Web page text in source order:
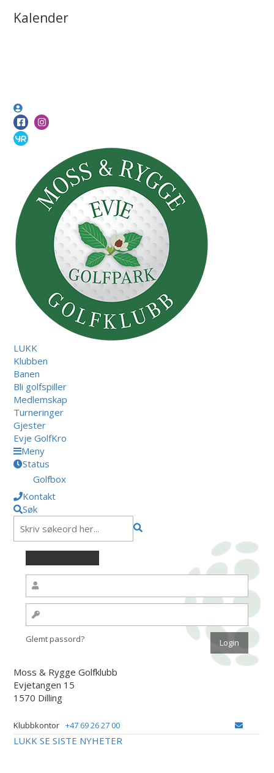
Kalender
LUKK
Klubben
Banen
Bli golfspiller
Medlemskap
Turneringer
Gjester
Evje GolfKro
Meny
Status
Golfbox
Kontakt
Søk
Glemt passord?
Moss & Rygge Golfklubb
Evjetangen 15
1570 Dilling
Klubbkontor +47 69 26 27 00
LUKK SE SISTE NYHETER